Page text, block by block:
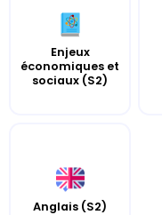
Enjeux
économiques et
sociaux (S2)
Anglais (S2)